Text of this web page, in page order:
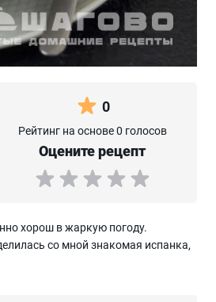
0
Рейтинг на основе 0 голосов
Оцените рецепт
хорош в жаркую погоду.
со мной знакомая испанка,